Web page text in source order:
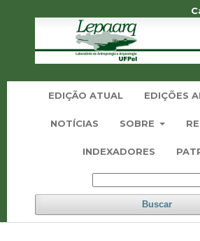
EDIÇÃO ATUAL EDIÇÕES
NOTÍCIAS SOBRE
INDEXADORES
Buscar